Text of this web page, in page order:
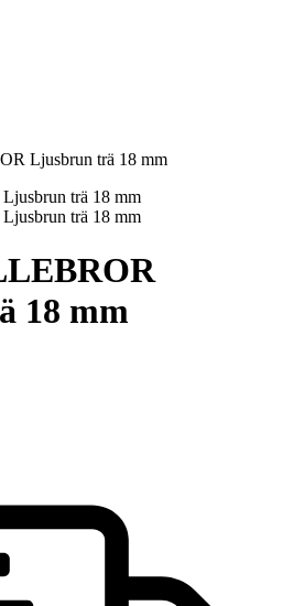
Ljusbrun trä 18 mm
18 mm